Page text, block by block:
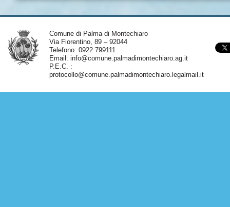
Comune di Palma di Montechiaro
Via Fiorentino, 89 – 92044
Telefono: 0922 799111
Email: info@comune.palmadimontechiaro.ag.it
P.E.C. :
protocollo@comune.palmadimontechiaro.legalmail.it